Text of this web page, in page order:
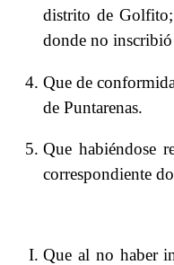
distrito de
donde no
Que de
de Puntarenas.
Que habiéndose
correspondiente
Que al no haber